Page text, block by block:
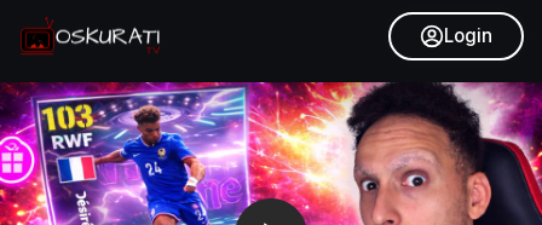
Login
V
i
d
e
o